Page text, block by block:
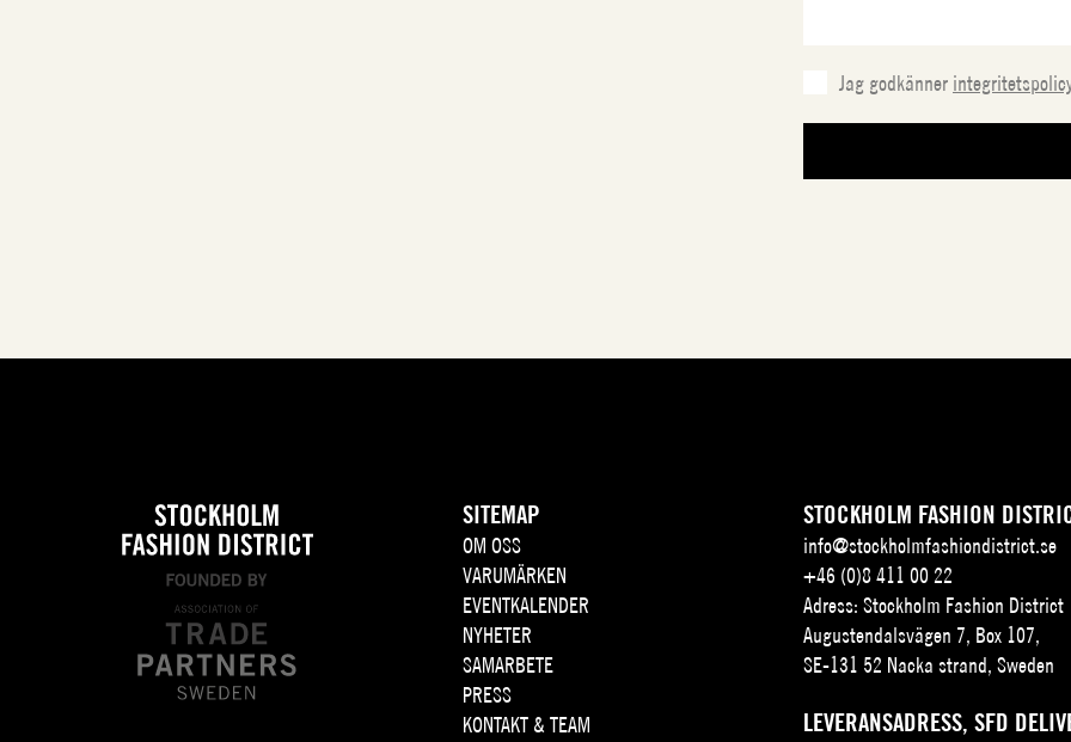
Jag godkänner
SITEMAP
OM OSS
VARUMÄRKEN
EVENTKALENDER
NYHETER
SAMARBETE
PRESS
KONTAKT & TEAM
STOCKHOLM FASHION
info@stockholmfashiondistrict.se
+46 (0)8 411 00 22
Adress: Stockholm Fashion District
Augustendalsvägen 7, Box 107,
SE-131 52 Nacka strand, Sweden
LEVERANSADRESS, SFD